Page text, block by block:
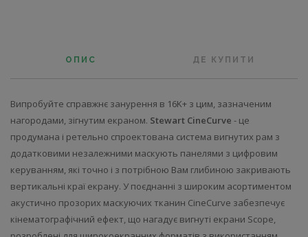
ОПИС ДЕ КУПИТИ
Випробуйте справжнє занурення в 16K+ з цим, зазначеним
нагородами, зігнутим екраном. Stewart CineCurve - це
продумана і ретельно спроектована система вигнутих рам з
додатковими незалежними маскують панелями з цифровим
керуванням, які точно і з потрібною Вам глибиною закривають
вертикальні краї екрану. У поєднанні з широким асортиментом
акустично прозорих маскуючих тканин CineCurve забезпечує
кінематографічний ефект, що нагадує вигнуті екрани Scope,